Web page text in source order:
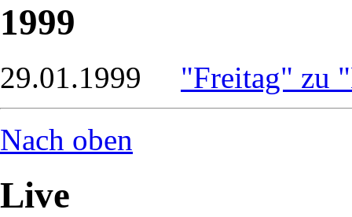
1999
29.01.1999 "Freitag" zu
Nach oben
Live